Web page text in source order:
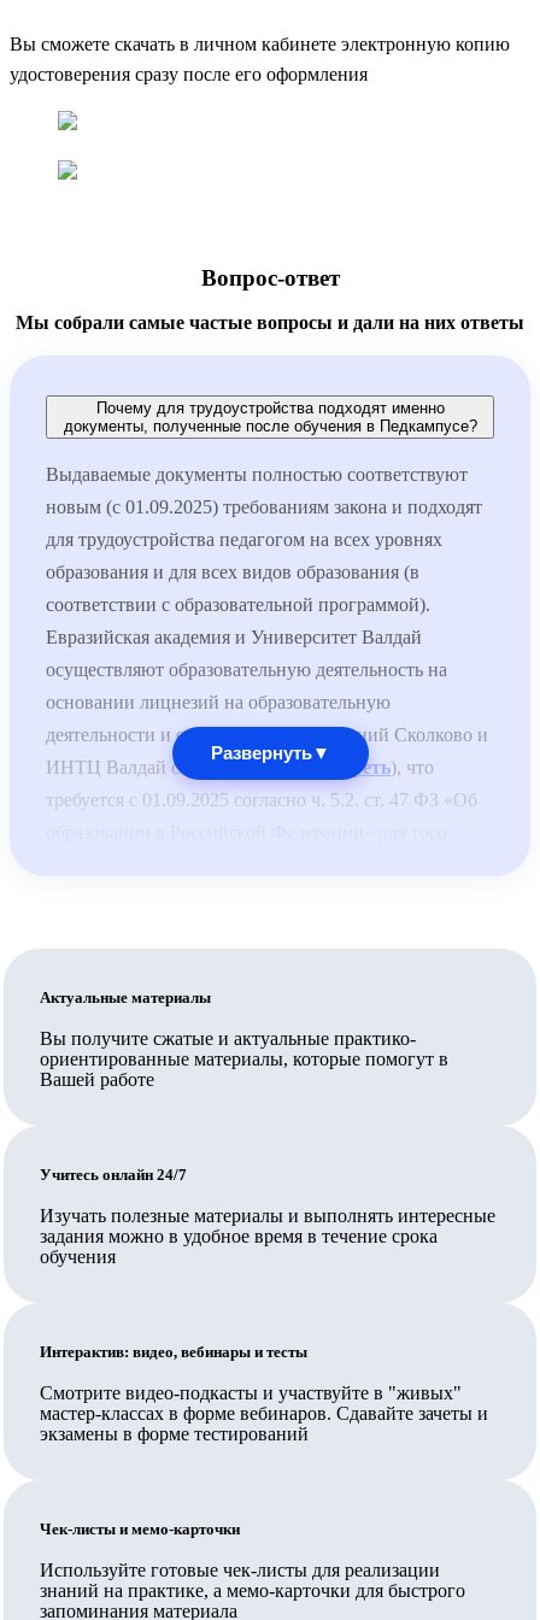
Вы сможете скачать в личном кабинете электронную копию
удостоверения сразу после его оформления
Вопрос-ответ
Мы собрали самые частые вопросы и дали на них ответы
Почему для трудоустройства подходят именно
документы, полученные после обучения в Педкампусе?
Выдаваемые документы полностью соответствуют
новым (с 01.09.2025) требованиям закона и подходят
для трудоустройства педагогом на всех уровнях
образования и для всех видов образования (в
соответствии с образовательной программой).
Евразийская академия и Университет Валдай
осуществляют образовательную деятельность на
основании лицнезий на образовательную
деятельности и специальных разрешений Сколково и
ИНТЦ Валдай соответственно (
смотреть), что
требуется с 01.09.2025 согласно ч. 5.2. ст. 47 ФЗ «Об
по общеобразовательным программам недостаточно,
чтобы организация, выдавшая документ, была на
территории Сколково или ИНТЦ или была их
резидентом, и также недостаточно иметь обычную
разрешение.
В Педкампусе обучают своих сотрудников
договор на обучение.
Вносятся ли данные в ФИС ФРДО?
Обучение проходит полностью дистанционно или нужно
Обучение организовано полностью дистанционно,
Развернуть▼
Актуальные материалы
Вы получите сжатые и актуальные практико-
ориентированные материалы, которые помогут в
Вашей работе
Учитесь онлайн 24/7
Изучать полезные материалы и выполнять интересные
задания можно в удобное время в течение срока
обучения
Интерактив: видео, вебинары и тесты
Смотрите видео-подкасты и участвуйте в "живых"
мастер-классах в форме вебинаров. Сдавайте зачеты и
экзамены в форме тестирований
Чек-листы и мемо-карточки
Используйте готовые чек-листы для реализации
знаний на практике, а мемо-карточки для быстрого
запоминания материала